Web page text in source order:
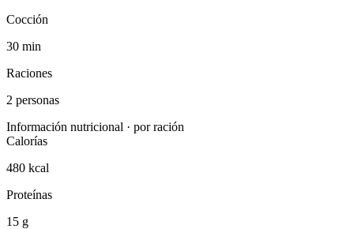
Cocción
30 min
Raciones
2 personas
Información nutricional · por ración
Calorías
480 kcal
Proteínas
15 g